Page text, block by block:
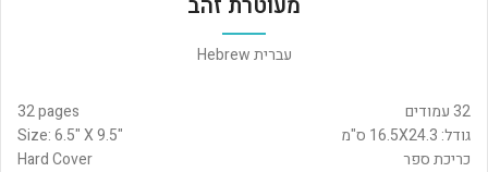
עברית Hebrew
32 pages
Size: 6.5" X 9.5"
Hard Cover
32 עמודים
גודל: 16.5X24.3 ס"מ
כריכת ספר